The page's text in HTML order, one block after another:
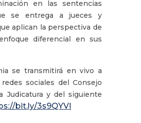
en las sentencias
se entrega a jueces y
aplican la perspectiva de
diferencial en sus
se transmitirá en vivo a
sociales del Consejo
Judicatura y del siguiente
bit.ly/3s9QYVI